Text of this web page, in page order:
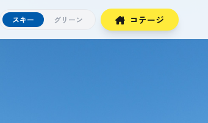
スキー グリーン コテージ